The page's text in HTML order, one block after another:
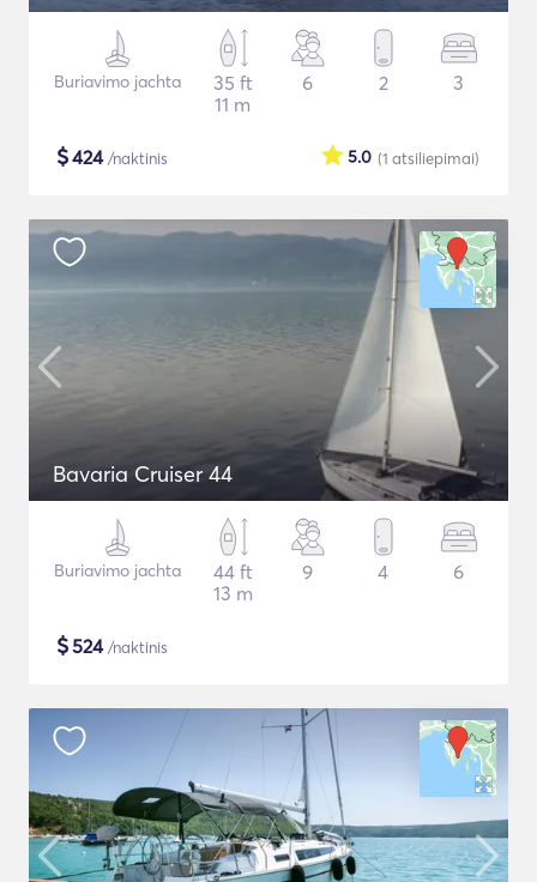
Buriavimo jachta
35 ft
11 m
6 2 3
$424/naktinis (1 atsiliepimai)
5.0
Bavaria Cruiser 44
Buriavimo jachta
44 ft
13 m
9 4 6
$524/naktinis